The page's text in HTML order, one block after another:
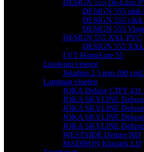
DESIGN 555 De-Luxe
DESIGN 555 plak
DESIGN 555 click
DESIGN 555
DESIGN 555 XXL PVC
DESIGN 555
LVT HomeLine 55
Linoleum vloeren
Jokalino 2,5 mm 200 cm
Laminaat vloeren
JOKA Deluxe CITY 431
JOKA SKYLINE
JOKA SKYLINE
JOKA SKYLINE
JOKA SKYLINE
WESTSIDE Deluxe ND
MADISON Klassiek LD